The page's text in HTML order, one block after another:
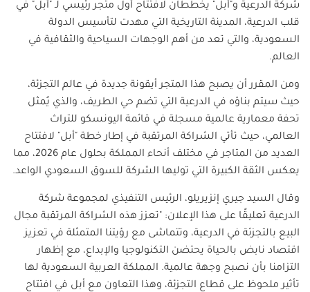
شركة الدرعية و"أبل" يخططان لافتتاح أول متجر رئيسي لـ "أبل" في
قلب الدرعية، المدينة التاريخية التي مهدت لتأسيس الدولة
السعودية، والتي تعد من أهم الوجهات السياحية والثقافية في
العالم.
ومن المقرر أن يصبح هذا المتجر أيقونة جديدة في عالم التجزئة،
حيث سيتم بناؤه في الدرعية التي تضم حي الطريف، والذي يُمثل
تحفة معمارية عالمية مسجلة في قائمة اليونسكو للتراث
العالمي، حيث تأتي الشراكة المرتقبة في إطار خطة "أبل" لافتتاح
العديد من المتاجر في مختلف أنحاء المملكة بحلول عام 2026، مما
يعكس الثقة الكبيرة التي توليها الشركة للسوق السعودي الواعد.
وقال السيد جيري إنزيريلو، الرئيس التنفيذي لمجموعة شركة
الدرعية تعليقًا على هذا الإعلان: "تعزز هذه الشراكة المرتقبة مجال
البيع بالتجزئة في الدرعية، وتتماشى مع رؤيتنا المتمثلة في تعزيز
اقتصاد نابض بالحياة يحتضن التكنولوجيا والإبداع، مع إظهار
التزامنا بأن نصبح وجهة عالمية. المملكة العربية السعودية لها
تأثير ملحوظ على قطاع التجزئة، وهذا التعاون مع أبل في افتتاح